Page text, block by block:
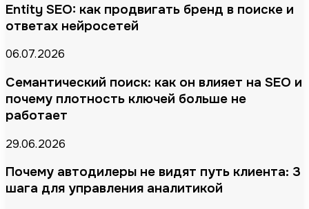
Entity SEO: как продвигать бренд в поиске и
ответах нейросетей
06.07.2026
Семантический поиск: как он влияет на SEO и
почему плотность ключей больше не
работает
29.06.2026
Почему автодилеры не видят путь клиента: 3
шага для управления аналитикой